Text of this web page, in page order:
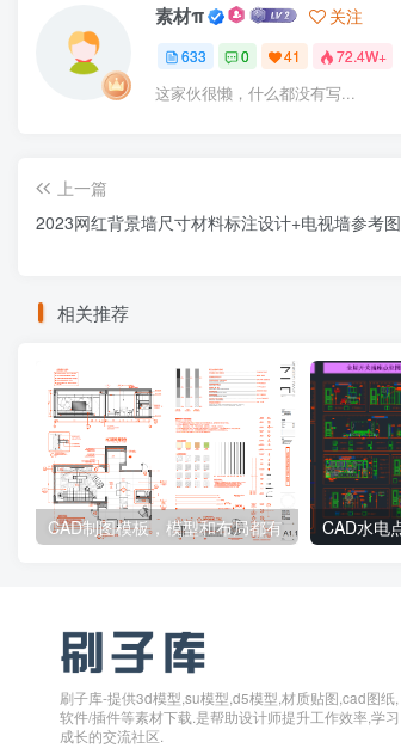
素材π 关注
633 0 41 72.4W+
这家伙很懒，什么都没有写...
上一篇
2023网红背景墙尺寸材料标注设计+电视墙参考图
相关推荐
CAD制图模板，模型和布局都有
刷子库-提供3d模型,su模型,d5模型,材质贴图,cad图纸,
软件/插件等素材下载.是帮助设计师提升工作效率,学习
成长的交流社区.